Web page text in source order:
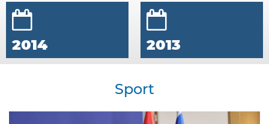
2014 2013
Sport